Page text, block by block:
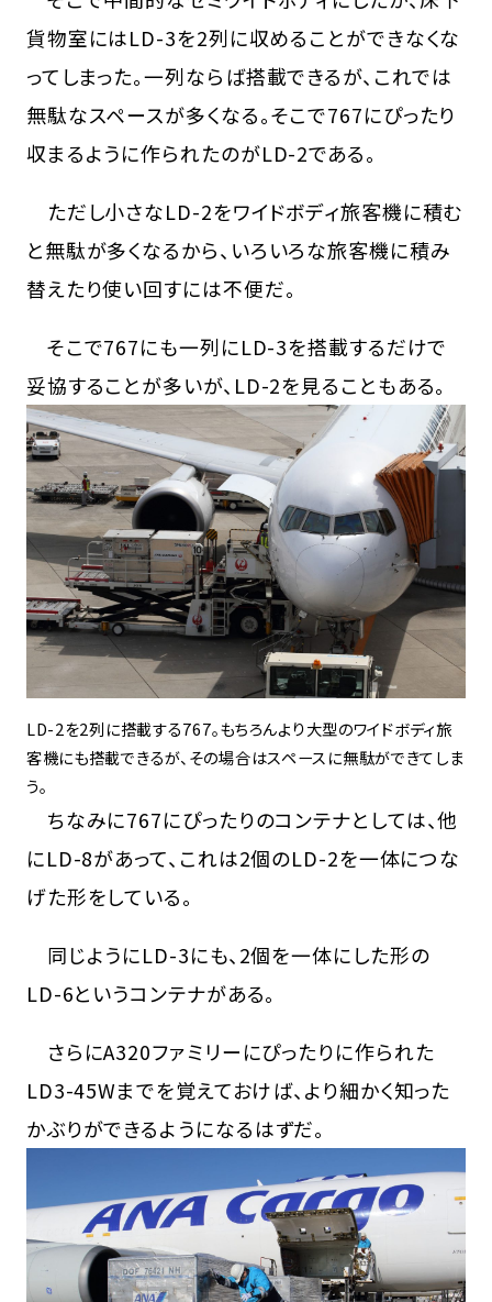
貨物室にはLD-3を2列に収めることができなくな
ってしまった。一列ならば搭載できるが、これでは
無駄なスペースが多くなる。そこで767にぴったり
収まるように作られたのがLD-2である。
ただし小さなLD-2をワイドボディ旅客機に積む
と無駄が多くなるから、いろいろな旅客機に積み
替えたり使い回すには不便だ。
そこで767にも一列にLD-3を搭載するだけで
妥協することが多いが、LD-2を見ることもある。
LD-2を2列に搭載する767。もちろんより大型のワイドボディ旅
客機にも搭載できるが、その場合はスペースに無駄ができてしま
う。
ちなみに767にぴったりのコンテナとしては、他
にLD-8があって、これは2個のLD-2を一体につな
げた形をしている。
同じようにLD-3にも、2個を一体にした形の
LD-6というコンテナがある。
さらにA320ファミリーにぴったりに作られた
LD3-45Wまでを覚えておけば、より細かく知った
かぶりができるようになるはずだ。